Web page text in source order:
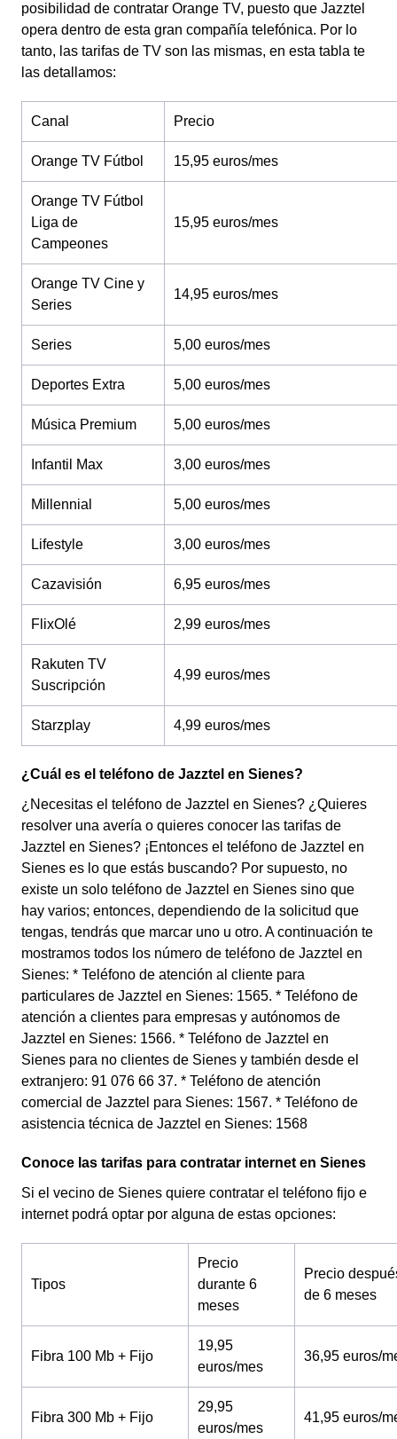
posibilidad de contratar Orange TV, puesto que Jazztel
opera dentro de esta gran compañía telefónica. Por lo
tanto, las tarifas de TV son las mismas, en esta tabla te
las detallamos:
Canal Precio
Orange TV Fútbol 15,95 euros/mes
Orange TV Fútbol
Liga de
Campeones
15,95 euros/mes
Orange TV Cine y
Series
14,95 euros/mes
Series 5,00 euros/mes
Deportes Extra 5,00 euros/mes
Música Premium 5,00 euros/mes
Infantil Max 3,00 euros/mes
Millennial 5,00 euros/mes
Lifestyle 3,00 euros/mes
Cazavisión 6,95 euros/mes
FlixOlé 2,99 euros/mes
Rakuten TV
Suscripción
4,99 euros/mes
Starzplay 4,99 euros/mes
¿Cuál es el teléfono de Jazztel en Sienes?
¿Necesitas el teléfono de Jazztel en Sienes? ¿Quieres
resolver una avería o quieres conocer las tarifas de
Jazztel en Sienes? ¡Entonces el teléfono de Jazztel en
Sienes es lo que estás buscando? Por supuesto, no
existe un solo teléfono de Jazztel en Sienes sino que
hay varios; entonces, dependiendo de la solicitud que
tengas, tendrás que marcar uno u otro. A continuación te
mostramos todos los número de teléfono de Jazztel en
Sienes: * Teléfono de atención al cliente para
particulares de Jazztel en Sienes: 1565. * Teléfono de
atención a clientes para empresas y autónomos de
Jazztel en Sienes: 1566. * Teléfono de Jazztel en
Sienes para no clientes de Sienes y también desde el
extranjero: 91 076 66 37. * Teléfono de atención
comercial de Jazztel para Sienes: 1567. * Teléfono de
asistencia técnica de Jazztel en Sienes: 1568
Conoce las tarifas para contratar internet en Sienes
Si el vecino de Sienes quiere contratar el teléfono fijo e
internet podrá optar por alguna de estas opciones:
Tipos
Precio
durante 6
meses
Precio
de 6 meses
Fibra 100 Mb + Fijo
19,95
euros/mes
36,95 euros/
Fibra 300 Mb + Fijo
29,95
euros/mes
41,95 euros/